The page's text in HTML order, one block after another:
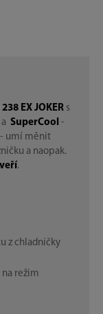
EX JOKER s
SuperCool -
- umí měnit
a naopak.
.
z chladničky
režim